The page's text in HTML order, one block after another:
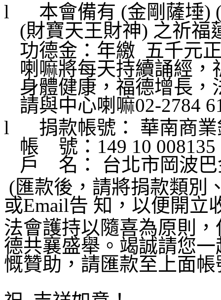
l
本會備有 (金剛薩埵)
(財寶天王財神) 之祈福
功德金：年繳 五千元
喇嘛將每天持續誦經
身體健康，福德增長
請與中心喇嘛02-2784
l
捐款帳號： 華南商
帳
號： 149 10 008135
戶
名： 台北市岡波
(匯款後，請將捐款類別
或Email告 知，以便開立
法會護持以隨喜為原則
德共襄盛舉。竭誠請您
慨贊助，請匯款至上面